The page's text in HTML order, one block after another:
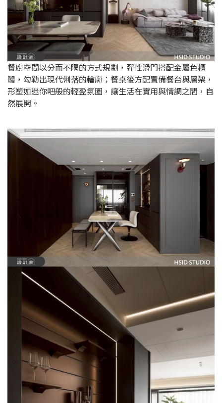
餐廚空間以分而不隔的方式規劃，彈性滑門搭配金屬色櫃
體，勾勒出現代俐落的輪廓；餐桌後方配置備餐台與層架，
形塑如迷你吧般的輕盈氛圍，讓生活在實用與情調之間，自
然展開。